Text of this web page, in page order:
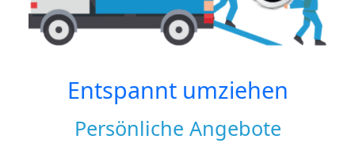
Entspannt umziehen
Persönliche Angebote